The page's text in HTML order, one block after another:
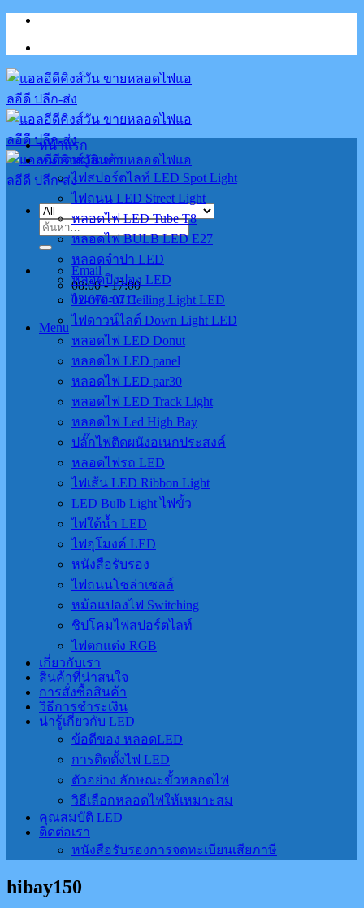
Skip
content
ค้นหา:
Email
08:00 - 17:00
02-070-0711
Menu
หน้าแรก
หมวดหมู่สินค้า
ไฟสปอร์ตไลท์ LED Spot Light
ไฟถนน LED Street Light
หลอดไฟ LED Tube T8
หลอดไฟ BULB LED E27
หลอดจำปา LED
หลอดปิงปอง LED
ไฟเพดาน Ceiling Light LED
ไฟดาวน์ไลต์ Down Light LED
หลอดไฟ LED Donut
หลอดไฟ LED panel
หลอดไฟ LED par30
หลอดไฟ LED Track Light
หลอดไฟ Led High Bay
ปลั๊กไฟติดผนังอเนกประสงค์
หลอดไฟรถ LED
ไฟเส้น LED Ribbon Light
LED Bulb Light ไฟขั้ว
ไฟใต้น้ำ LED
ไฟอุโมงค์ LED
หนังสือรับรอง
ไฟถนนโซล่าเชลล์
หม้อแปลงไฟ Switching
ชิปโคมไฟสปอร์ตไลท์
ไฟตกแต่ง RGB
เกี่ยวกับเรา
สินค้าที่น่าสนใจ
การสั่งซื้อสินค้า
วิธีการชำระเงิน
น่ารู้เกี่ยวกับ LED
ข้อดีของ หลอดLED
การติดตั้งไฟ LED
ตัวอย่าง ลักษณะขั้วหลอดไฟ
วิธีเลือกหลอดไฟให้เหมาะสม
คุณสมบัติ LED
ติดต่อเรา
หนังสือรับรองการจดทะเบียนเสียภาษี
hibay150